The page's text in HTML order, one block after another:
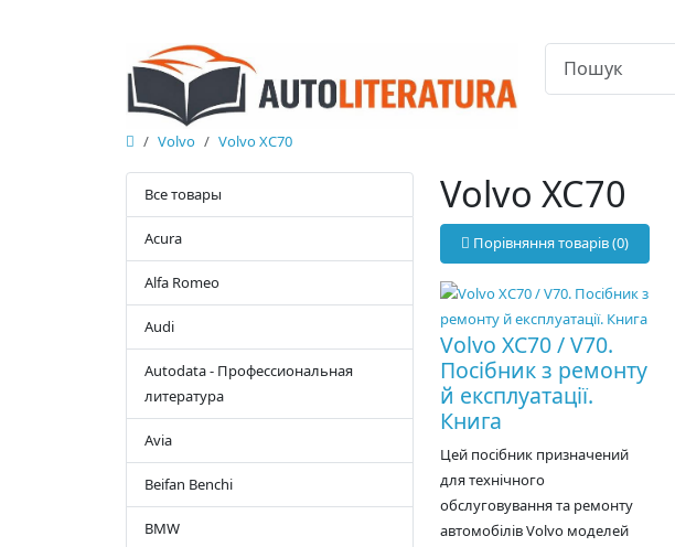
Volvo Volvo XC70
Все товары
Acura
Alfa Romeo
Audi
Autodata - Профессиональная
литература
Avia
Beifan Benchi
BMW
Volvo XC70
Порівняння товарів (0)
Volvo XC70 / V70.
Посібник з ремонту
й експлуатації.
Книга
Цей посібник призначений
для технічного
обслуговування та ремонту
автомобілів Volvo моделей